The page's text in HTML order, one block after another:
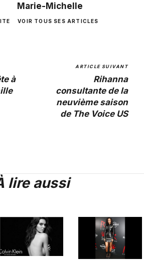
Marie-Michelle
VOIR TOUS SES ARTICLES
à
ARTICLE SUIVANT
Rihanna
consultante de la
neuvième saison
de The Voice US
lire aussi